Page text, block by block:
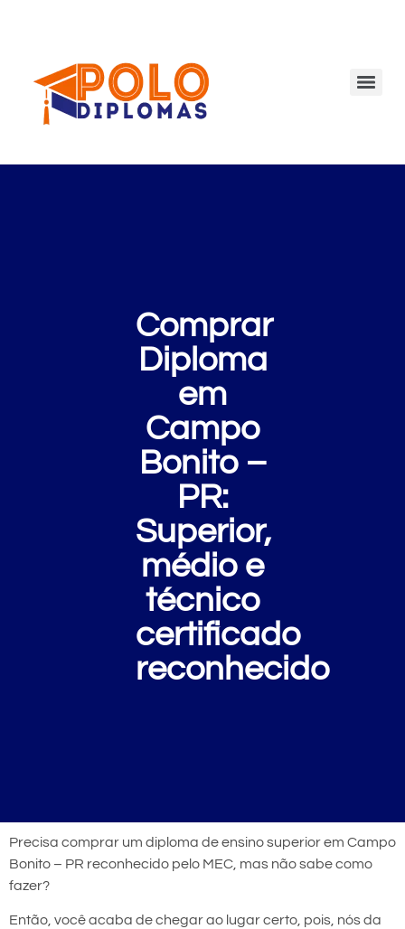
Comprar
Diploma
em
Campo
Bonito –
PR:
Superior,
médio e
técnico
certificado
reconhecido
Precisa comprar um diploma de ensino superior em Campo
Bonito – PR reconhecido pelo MEC, mas não sabe como
fazer?
Então, você acaba de chegar ao lugar certo, pois, nós da